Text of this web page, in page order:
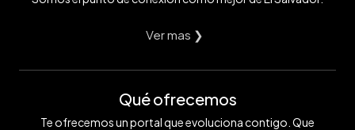
Ver mas ❯
Qué ofrecemos
Te ofrecemos un portal que evoluciona contigo. Que